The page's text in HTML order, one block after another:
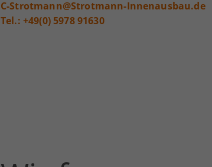
C-Strotmann@Strotmann-Innenausbau.de
Tel.: +49(0) 5978 91630